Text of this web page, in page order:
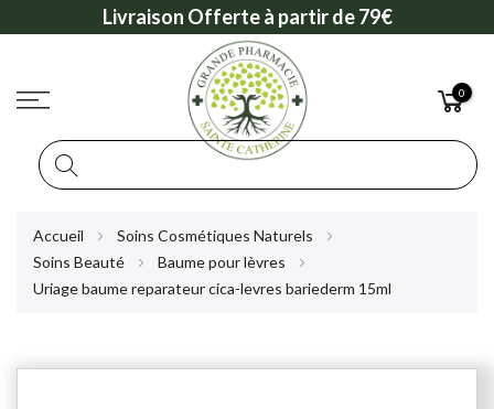
Livraison Offerte à partir de 79€
0
Accueil
Soins Cosmétiques Naturels
Soins Beauté
Baume pour lèvres
Uriage baume reparateur cica-levres bariederm 15ml